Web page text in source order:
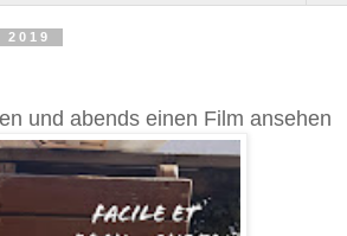
und abends einen Film ansehen